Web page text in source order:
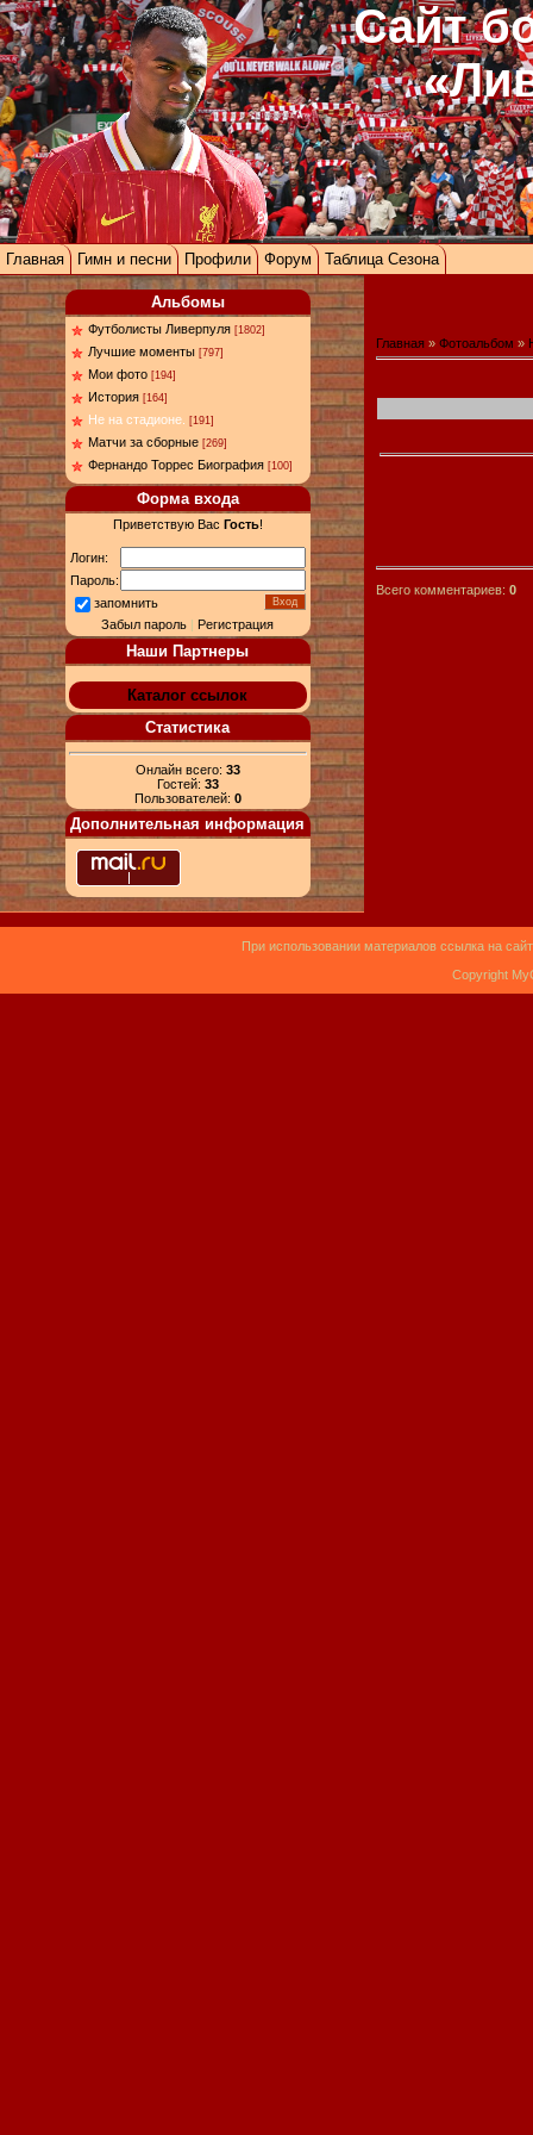
Сайт
Главная Гимн и песни Профили Форум Таблица Сезона
Альбомы
Футболисты Ливерпуля [1802]
Лучшие моменты [797]
Мои фото [194]
История [164]
Не на стадионе. [191]
Матчи за сборные [269]
Фернандо Торрес Биография [100]
Форма входа
Приветствую Вас Гость!
Логин:
Пароль:
запомнить
Забыл пароль |Регистрация
Наши Партнеры
Каталог ссылок
Статистика
Онлайн всего: 33
Гостей: 33
Пользователей: 0
Дополнительная информация
Главная » Фотоальбом »
Всего комментариев: 0
При использовании материалов ссылка на
Copyright